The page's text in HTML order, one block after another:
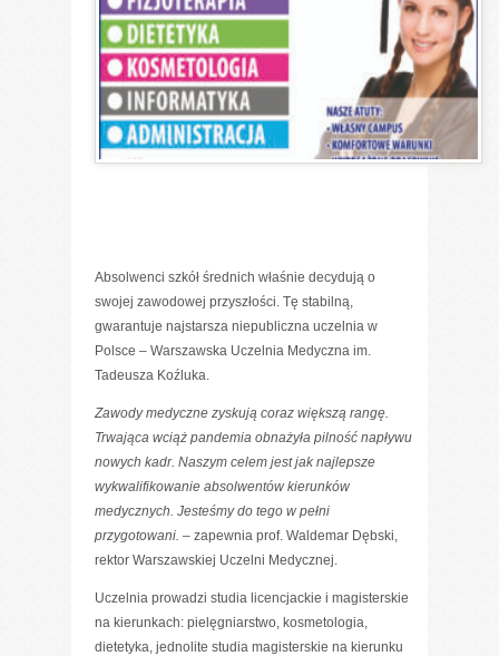
Absolwenci szkół średnich właśnie decydują o
swojej zawodowej przyszłości. Tę stabilną,
gwarantuje najstarsza niepubliczna uczelnia w
Polsce – Warszawska Uczelnia Medyczna im.
Tadeusza Koźluka.
Zawody medyczne zyskują coraz większą rangę.
Trwająca wciąż pandemia obnażyła pilność napływu
nowych kadr. Naszym celem jest jak najlepsze
wykwalifikowanie absolwentów kierunków
medycznych. Jesteśmy do tego w pełni
przygotowani. – zapewnia prof. Waldemar Dębski,
rektor Warszawskiej Uczelni Medycznej.
Uczelnia prowadzi studia licencjackie i magisterskie
na kierunkach: pielęgniarstwo, kosmetologia,
dietetyka, jednolite studia magisterskie na kierunku